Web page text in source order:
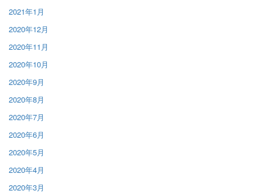
2021年1月
2020年12月
2020年11月
2020年10月
2020年9月
2020年8月
2020年7月
2020年6月
2020年5月
2020年4月
2020年3月